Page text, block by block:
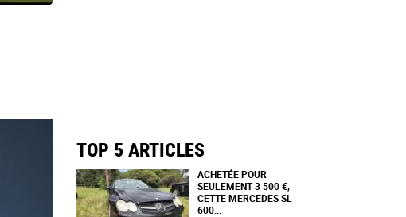
TOP 5 ARTICLES
ACHETÉE POUR
SEULEMENT 3 500 €,
CETTE MERCEDES SL
600...